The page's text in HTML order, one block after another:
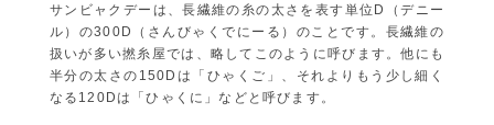
サンビャクデーは、長繊維の糸の太さを表す単位D（デニー
ル）の300D（さんびゃくでにーる）のことです。長繊維の
扱いが多い撚糸屋では、略してこのように呼びます。他にも
半分の太さの150Dは「ひゃくご」、それよりもう少し細く
なる120Dは「ひゃくに」などと呼びます。